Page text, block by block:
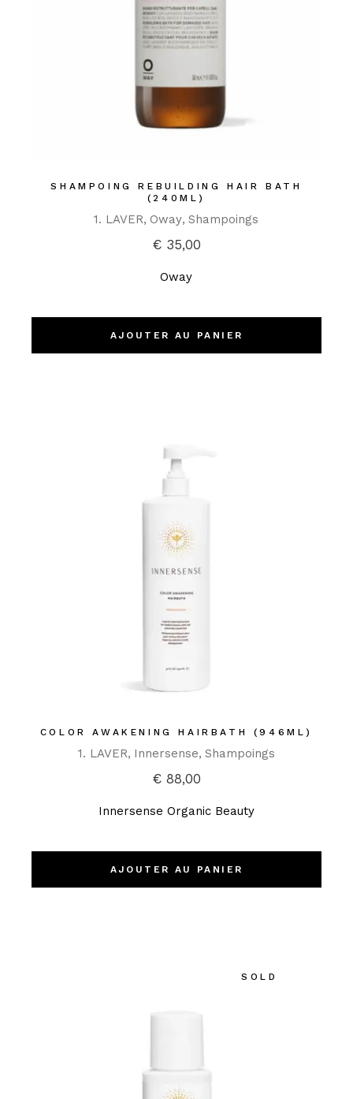
SHAMPOING REBUILDING HAIR BATH
(240ML)
1. LAVER Oway Shampoings
€35,00
Oway
AJOUTER AU PANIER
COLOR AWAKENING HAIRBATH (946ML)
1. LAVER Innersense Shampoings
€88,00
Innersense Organic Beauty
AJOUTER AU PANIER
SOLD